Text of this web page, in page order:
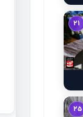
21
25